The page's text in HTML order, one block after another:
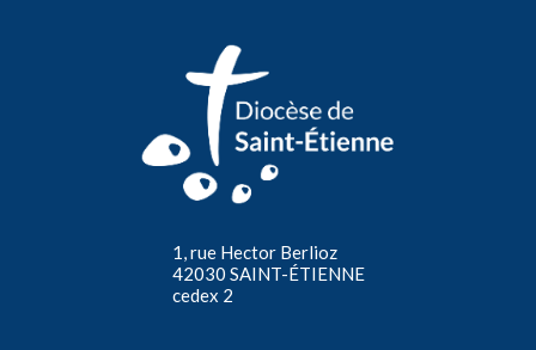
1, rue Hector Berlioz
42030 SAINT-ÉTIENNE
cedex 2